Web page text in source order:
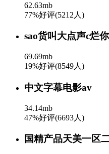
62.63mb
77%好评(5212人)
sao货叫大点声c烂
69.69mb
19%好评(8549人)
中文字幕电影av
34.14mb
47%好评(6693人)
国精产品天美一区